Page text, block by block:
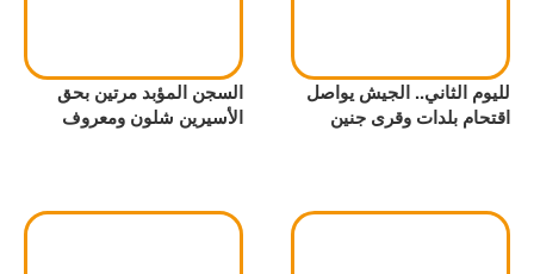
لليوم الثاني.. الجيش يواصل
اقتحام بلدات وقرى جنين
السجن المؤبد مرتين بحق
الأسيرين شلون ومعروف